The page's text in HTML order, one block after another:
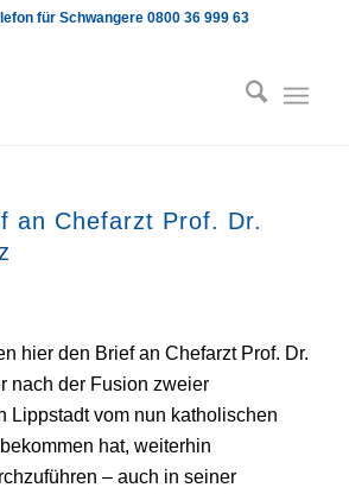
für Schwangere 0800 36 999 63
an Chefarzt Prof. Dr.
hier den Brief an Chefarzt Prof. Dr.
nach der Fusion zweier
Lippstadt vom nun katholischen
hat, weiterhin
– auch in seiner